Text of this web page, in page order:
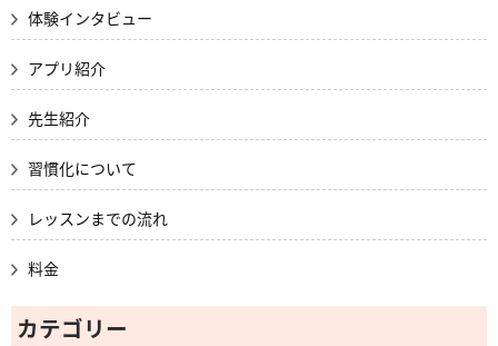
体験インタビュー
アプリ紹介
先生紹介
習慣化について
レッスンまでの流れ
料金
カテゴリー